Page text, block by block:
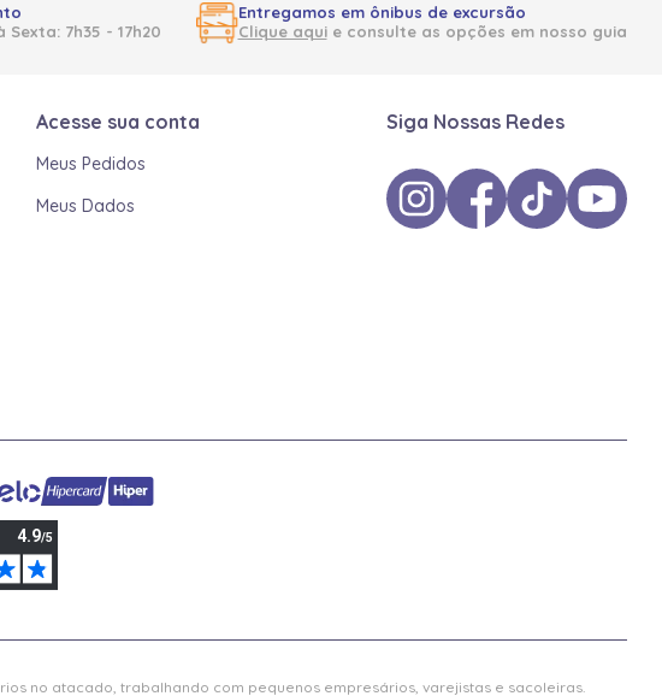
Sexta: 7h35 - 17h20
Entregamos em ônibus de excursão
Clique aquie consulte as opções em nosso guia
Acesse sua conta
Meus Pedidos
Meus Dados
Siga Nossas Redes
no atacado, trabalhando com pequenos empresários, varejistas e sacoleiras.